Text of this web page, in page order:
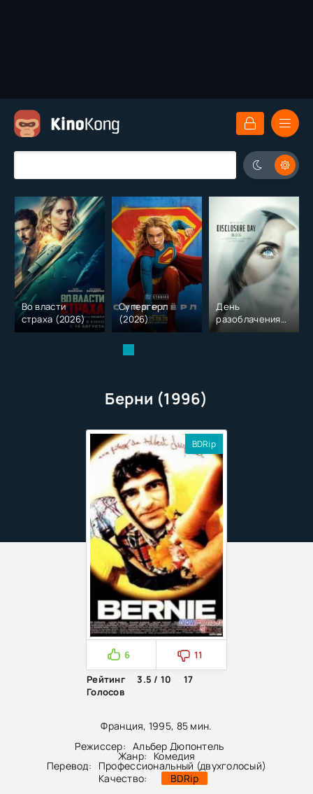
Во власти
страха (2026)
Супергерл
(2026)
День
разоблачения
(2026)
Берни (1996)
Франция, 1995, 85 мин.
Режиссер: Альбер Дюпонтель
Жанр: Комедия
Перевод:
Профессиональный (двухголосый)
Качество:
BDRip
BDRip
6
11
Рейтинг
3.5 / 10
17
Голосов